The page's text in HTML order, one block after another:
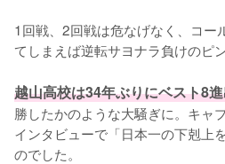
1回戦、2回戦は危なげなく、コー
てしまえば逆転サヨナラ負けのピ
越山高校は34年ぶりにベスト8
勝したかのような大騒ぎに。キャ
インタビューで「日本一の下剋上
のでした。